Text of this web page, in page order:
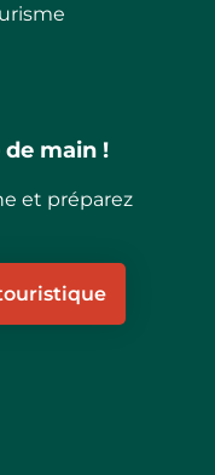
main !
et préparez